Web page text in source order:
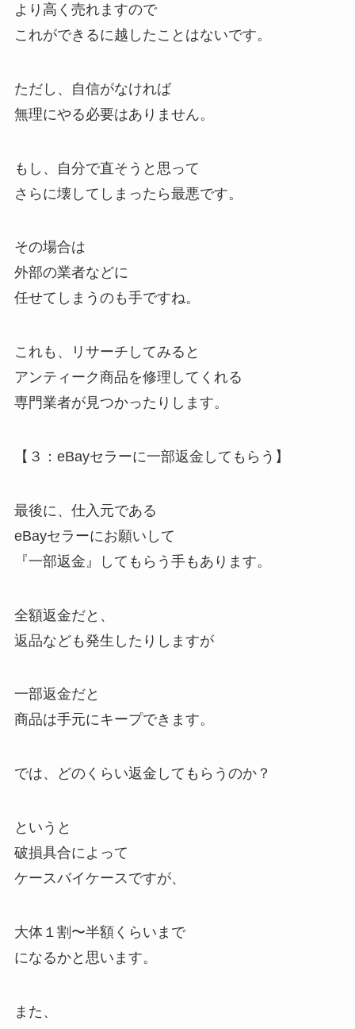
より高く売れますので
これができるに越したことはないです。
ただし、自信がなければ
無理にやる必要はありません。
もし、自分で直そうと思って
さらに壊してしまったら最悪です。
その場合は
外部の業者などに
任せてしまうのも手ですね。
これも、リサーチしてみると
アンティーク商品を修理してくれる
専門業者が見つかったりします。
【３：eBayセラーに一部返金してもらう】
最後に、仕入元である
eBayセラーにお願いして
『一部返金』してもらう手もあります。
全額返金だと、
返品なども発生したりしますが
一部返金だと
商品は手元にキープできます。
では、どのくらい返金してもらうのか？
というと
破損具合によって
ケースバイケースですが、
大体１割〜半額くらいまで
になるかと思います。
また、